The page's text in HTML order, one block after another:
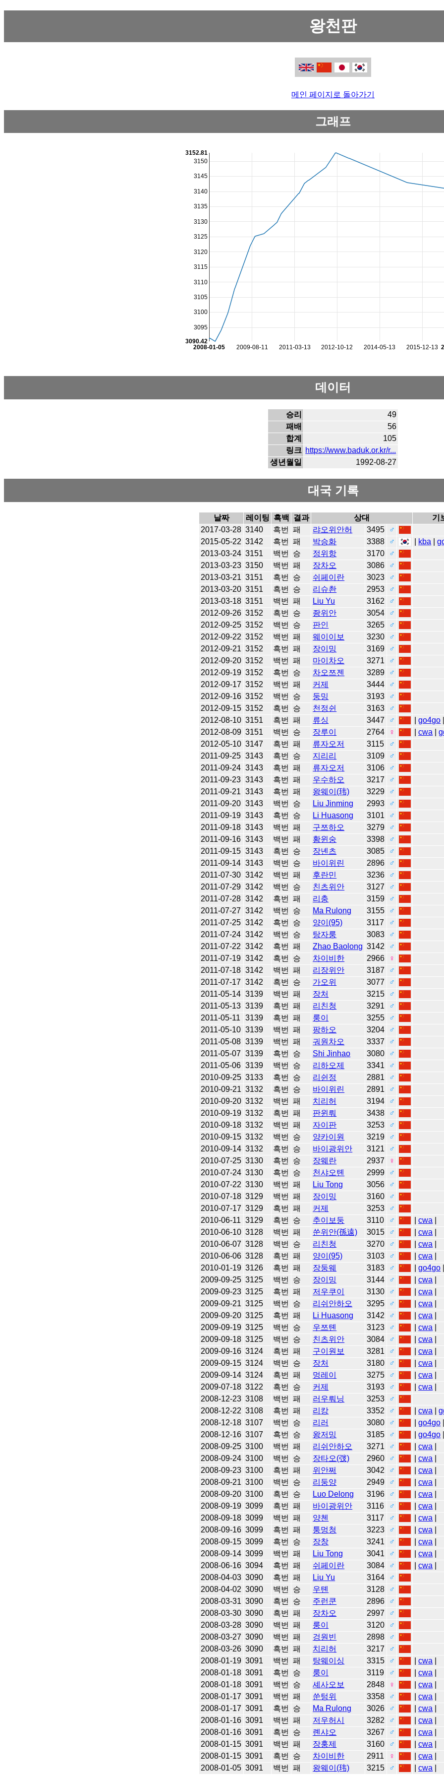
왕천판
메인 페이지로 돌아가기
그래프
2009-08-11 2011-03-13 2012-10-12 2014-05-13 2015-12-13
2008-01-05
3095
3100
3105
3110
3115
3120
3125
3130
3135
3140
3145
3150
3090.42
3152.81
데이터
승리
49
패배
56
합계
105
링크 https://www.baduk.or.kr/r...
생년월일
1992-08-27
대국 기록
날짜 레이팅 흑백 결과 상대
기
2017-03-28 3140 흑번 패 랴오위안허 3495
♂
2015-05-22 3142 흑번 패 박승화 3388 ♂ kba |
2013-03-24 3151 백번 승 정위항 3170
♂
2013-03-23 3150 백번 패 장차오 3086
♂
2013-03-21 3151 흑번 승 쉬페이란 3023
♂
2013-03-20 3151 흑번 승 리슈촨 2953
♂
2013-03-18 3151 백번 패 Liu Yu 3162
♂
2012-09-26 3152 흑번 승 좡위안 3054
♂
2012-09-25 3152 백번 승 판인 3265
♂
2012-09-22 3152 백번 패 웨이이보 3230
♂
2012-09-21 3152 흑번 패 장이밍 3169
♂
2012-09-20 3152 백번 패 마이차오 3271
♂
2012-09-19 3152 흑번 승 차오쯔젠 3289
♂
2012-09-17 3152 백번 패 커제 3444
♂
2012-09-16 3152 백번 승 둥밍 3193
♂
2012-09-15 3152 흑번 승 천정쉰 3163
♂
2012-08-10 3151 흑번 패 류싱 3447 ♂ |go4go
2012-08-09 3151 백번 승 장루이 2764 ♀ |cwa |
2012-05-10 3147 흑번 패 류자오저 3115
♂
2011-09-25 3143 흑번 승 지리리 3109
♂
2011-09-24 3143 흑번 패 류자오저 3106
♂
2011-09-23 3143 흑번 패 우수하오 3217
♂
2011-09-21 3143 흑번 패 왕웨이(玮) 3229
♂
2011-09-20 3143 백번 승 Liu Jinming 2993
♂
2011-09-19 3143 흑번 승 Li Huasong 3101
♂
2011-09-18 3143 백번 패 구쯔하오 3279
♂
2011-09-16 3143 백번 패 황윈숭 3398
♂
2011-09-15 3143 흑번 승 장녠츠 3085
♂
2011-09-14 3143 백번 승 바이위린 2896
♂
2011-07-30 3142 백번 패 후란민 3236
♂
2011-07-29 3142 백번 승 친츠위안 3127
♂
2011-07-28 3142 흑번 패 리충 3159
♂
2011-07-27 3142 백번 승 Ma Rulong 3155
♂
2011-07-25 3142 흑번 승 양이(95) 3117
♂
2011-07-24 3142 백번 승 탕자룽 3083
♂
2011-07-22 3142 흑번 패 Zhao Baolong 3142
♂
2011-07-19 3142 흑번 승 차이비한 2966
♀
2011-07-18 3142 백번 패 리장위안 3187
♂
2011-07-17 3142 흑번 승 가오위 3077
♂
2011-05-14 3139 백번 패 장처 3215
♂
2011-05-13 3139 흑번 패 리친청 3291
♂
2011-05-11
3139 흑번 패 룽이 3255
♂
2011-05-10 3139 백번 패 팡하오 3204
♂
2011-05-08 3139 백번 패 궈원차오 3337
♂
2011-05-07 3139 흑번 승 Shi Jinhao 3080
♂
2011-05-06 3139 백번 승 리하오제 3341
♂
2010-09-25 3133 흑번 승 리쉰정 2881
♂
2010-09-21 3132 흑번 승 바이위린 2891
♂
2010-09-20 3132 백번 패 치리허 3194
♂
2010-09-19 3132 흑번 패 판윈뤄 3438
♂
2010-09-18 3132 백번 패 자이판 3253
♂
2010-09-15 3132 백번 승 양카이원 3219
♂
2010-09-14 3132 흑번 승 바이광위안 3121
♂
2010-07-25 3130 흑번 승 장웨란 2937
♀
2010-07-24 3130 흑번 승 천샤오톈 2999
♂
2010-07-22 3130 백번 패 Liu Tong 3056
♂
2010-07-18 3129 백번 패 장이밍 3160
♂
2010-07-17 3129 흑번 패 커제 3253
♂
2010-06-11 3129 흑번 승 추이보둥 3110 ♂ |cwa
2010-06-10 3128 백번 패 쑨위안(孫遠) 3015 ♂ |cwa
2010-06-07 3128 백번 승 리친청 3270 ♂ |cwa
2010-06-06 3128 흑번 패 양이(95) 3103 ♂ |cwa
2010-01-19 3126 흑번 패 장둥웨 3183 ♂ |go4go
2009-09-25 3125 백번 승 장이밍 3144 ♂ |cwa
2009-09-23 3125 흑번 패 저우쿠이 3130 ♂ |cwa
2009-09-21 3125 백번 승 리쉬안하오 3295 ♂ |cwa
2009-09-20 3125 흑번 패 Li Huasong 3142 ♂ |cwa
2009-09-19 3125 백번 승 우쯔톈 3123 ♂ |cwa
2009-09-18 3125 백번 승 친츠위안 3084 ♂ |cwa
2009-09-16 3124 흑번 패 구이원보 3281 ♂ |cwa
2009-09-15 3124 백번 승 장처 3180 ♂ |cwa
2009-09-14 3124 흑번 패 멍레이 3275 ♂ |cwa
2009-07-18 3122 흑번 승 커제 3193 ♂ |cwa
2008-12-23 3108 백번 패 러우뤄닝 3253
♂
2008-12-22 3108 흑번 패 리캉 3352 ♂ |cwa |
2008-12-18 3107 백번 승 리러 3080 ♂ |go4go
2008-12-16 3107 흑번 승 왕저밍 3185 ♂ |go4go
2008-09-25 3100 백번 패 리쉬안하오 3271 ♂ |cwa
2008-09-24 3100 백번 승 장타오(弢) 2960 ♂ |cwa
2008-09-23 3100 흑번 패 위안쩌 3042 ♂ |cwa
2008-09-21 3100 백번 승 리둥양 2949 ♂ |cwa
2008-09-20 3100 흑번 승 Luo Delong 3196 ♂ |cwa
2008-09-19 3099 흑번 패 바이광위안 3116 ♂ |cwa
2008-09-18 3099 백번 패 양첸 3117 ♂ |cwa
2008-09-16 3099 흑번 패 퉁멍청 3223 ♂ |cwa
2008-09-15 3099 흑번 승 장창 3241 ♂ |cwa
2008-09-14 3099 백번 패 Liu Tong 3041 ♂ |cwa
2008-06-16 3094 흑번 패 쉬페이란 3084 ♂ |cwa
2008-04-03 3090 흑번 패 Liu Yu 3164
♂
2008-04-02 3090 백번 승 우톈 3128
♂
2008-03-31 3090 흑번 승 주런쿤 2896
♂
2008-03-30 3090 흑번 패 장차오 2997
♂
2008-03-28 3090 백번 패 룽이 3120
♂
2008-03-27 3090 백번 패 겅원빈 2898
♂
2008-03-26 3090 흑번 패 치리허 3217
♂
2008-01-19 3091 백번 패 탕웨이싱 3315 ♂ |cwa
2008-01-18 3091 흑번 승 룽이 3119 ♂ |cwa
2008-01-18 3091 백번 승 셰사오보 2848 ♀ |cwa
2008-01-17 3091 백번 패 쑨텅위 3358 ♂ |cwa
2008-01-17 3091 흑번 승 Ma Rulong 3026 ♂ |cwa
2008-01-16 3091 백번 패 저우허시 3282 ♂ |cwa
2008-01-16 3091 흑번 승 롄샤오 3267 ♂ |cwa
2008-01-15 3091 백번 패 장훙제 3160 ♂ |cwa
2008-01-15 3091 흑번 승 차이비한 2911 ♀ |cwa
2008-01-05 3091 백번 패 왕웨이(玮) 3215 ♂ |cwa